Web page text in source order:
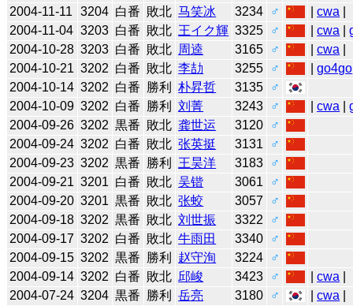
2004-11-11
3204 白番 敗北 马笑冰 3234 ♂ |cwa
2004-11-04 3203 白番 敗北 王イク輝 3325 ♂ |cwa |
2004-10-28 3203 白番 敗北 周逵 3165 ♂ |cwa
2004-10-21 3202 白番 敗北 李劼 3255 ♂ |go4go
2004-10-14 3202 白番 勝利 朴昇哲 3135
♂
2004-10-09 3202 白番 勝利 刘菁 3243 ♂ |cwa |
2004-09-26 3202 黒番 敗北 龚世运 3120
♂
2004-09-24 3202 白番 敗北 张英挺 3131
♂
2004-09-23 3202 黒番 勝利 王昊洋 3183
♂
2004-09-21 3201 白番 敗北 吴锴 3061
♂
2004-09-20 3201 黒番 敗北 张蛟 3057
♂
2004-09-18 3202 黒番 敗北 刘世振 3322
♂
2004-09-17 3202 白番 敗北 牛雨田 3340
♂
2004-09-15 3202 黒番 勝利 赵守洵 3224
♂
2004-09-14 3202 白番 敗北 邱峻 3423 ♂ |cwa
2004-07-24 3204 黒番 勝利 岳亮 3180 ♂ |cwa